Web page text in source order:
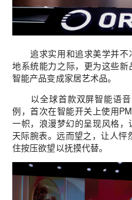
追求实用和追求美学并不
地系统能力之际，更为这些
智能产品变成家居艺术品。
以全球首款双屏智能语音
例，首次在智能开关上使用
一帜，浪漫梦幻的呈现风格
天际腕表。远而望之，让人
住按压欲望以抚摸代替。